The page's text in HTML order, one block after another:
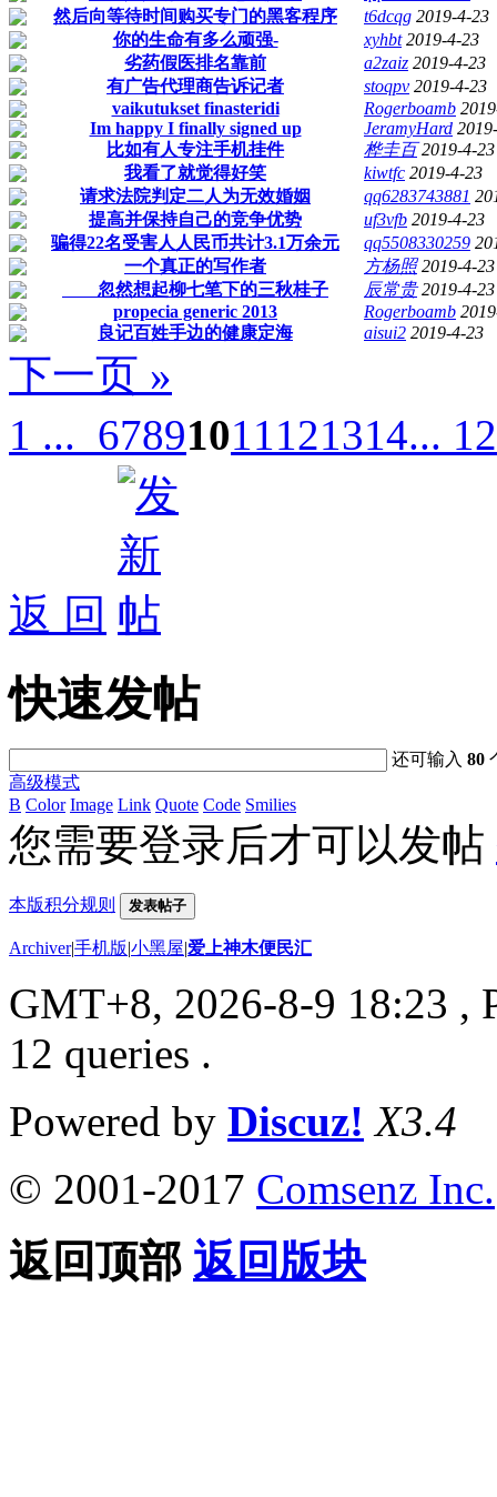
然后向等待时间购买专门的黑客程序
t6dcqg 2019-4-23
你的生命有多么顽强-
xyhbt 2019-4-23
劣药假医排名靠前
a2zaiz 2019-4-23
有广告代理商告诉记者
stoqpv 2019-4-23
vaikutukset finasteridi
Rogerboamb
Im happy I finally signed up
JeramyHard
比如有人专注手机挂件
桦圭百 2019-4-23
我看了就觉得好笑
kiwtfc 2019-4-23
请求法院判定二人为无效婚姻
qq6283743881
提高并保持自己的竞争优势
uf3vfb 2019-4-23
骗得22名受害人人民币共计3.1万余元
qq5508330259
一个真正的写作者
方杨照 2019-4-23
忽然想起柳七笔下的三秋桂子
辰常贵 2019-4-23
propecia generic 2013
Rogerboamb
良记百姓手边的健康定海
aisui2 2019-4-23
下一页 »
1 ... 67891011121314...
返 回
快速发帖
还可输入80
高级模式
B Color Image Link Quote Code Smilies
您需要登录后才可以发帖
本版积分规则 发表帖子
Archiver|手机版|小黑屋|爱上神木便民汇
GMT+8, 2026-8-9 18:23 ,
12 queries .
Powered by Discuz! X3.4
© 2001-2017 Comsenz Inc.
返回顶部 返回版块